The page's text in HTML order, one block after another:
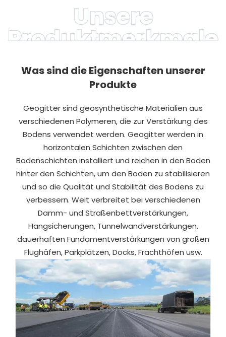
Unsere
Produktmerkmale
Was sind die Eigenschaften unserer
Produkte
Geogitter sind geosynthetische Materialien aus
verschiedenen Polymeren, die zur Verstärkung des
Bodens verwendet werden. Geogitter werden in
horizontalen Schichten zwischen den
Bodenschichten installiert und reichen in den Boden
hinter den Schichten, um den Boden zu stabilisieren
und so die Qualität und Stabilität des Bodens zu
verbessern. Weit verbreitet bei verschiedenen
Damm- und Straßenbettverstärkungen,
Hangsicherungen, Tunnelwandverstärkungen,
dauerhaften Fundamentverstärkungen von großen
Flughäfen, Parkplätzen, Docks, Frachthöfen usw.